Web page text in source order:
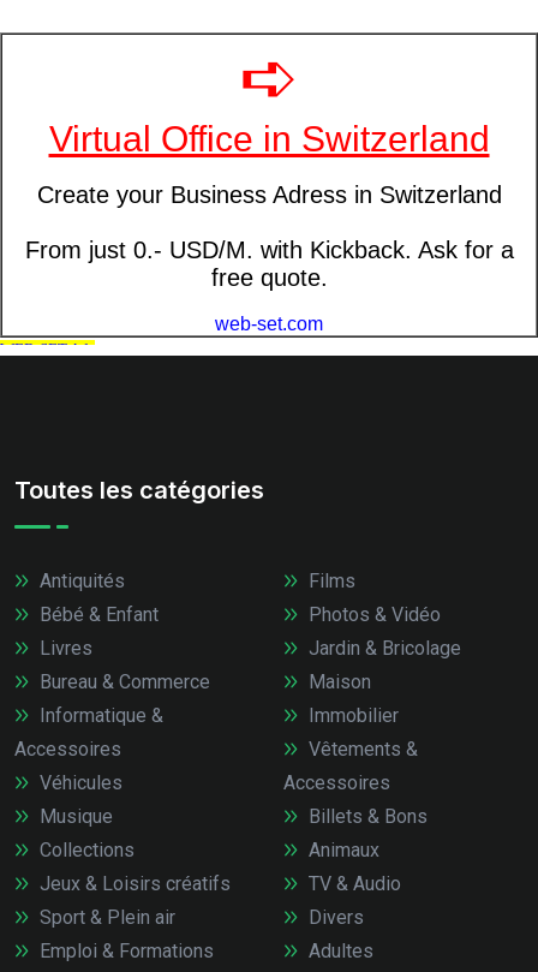
Toutes les catégories
Antiquités
Bébé & Enfant
Livres
Bureau & Commerce
Informatique &
Accessoires
Véhicules
Films
Photos & Vidéo
Jardin & Bricolage
Maison
Immobilier
Vêtements &
Accessoires
Musique
Collections
Jeux & Loisirs créatifs
Sport & Plein air
Emploi & Formations
Billets & Bons
Animaux
TV & Audio
Divers
Adultes